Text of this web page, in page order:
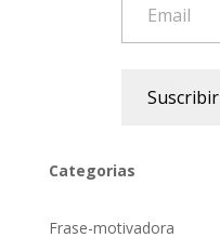
Suscribir
Categorias
Frase-motivadora